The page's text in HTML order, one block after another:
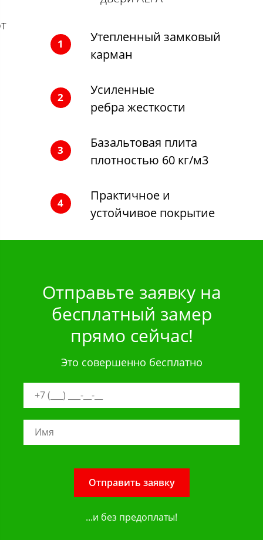
1
2
3
4
Утепленный замковый
карман
Усиленные
ребра жесткости
Базальтовая плита
плотностью 60 кг/м3
Практичное и
устойчивое покрытие
Отправьте заявку на
бесплатный замер
прямо сейчас!
Это совершенно бесплатно
Отправить заявку
...и без предоплаты!